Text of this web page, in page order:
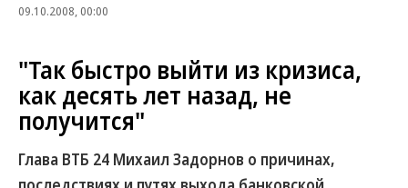
09.10.2008, 00:00
"Так быстро выйти из кризиса,
как десять лет назад, не
получится"
Глава ВТБ 24 Михаил Задорнов о причинах,